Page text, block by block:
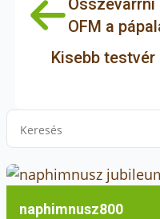
OFM a
Kisebb testvér
naphimnusz800